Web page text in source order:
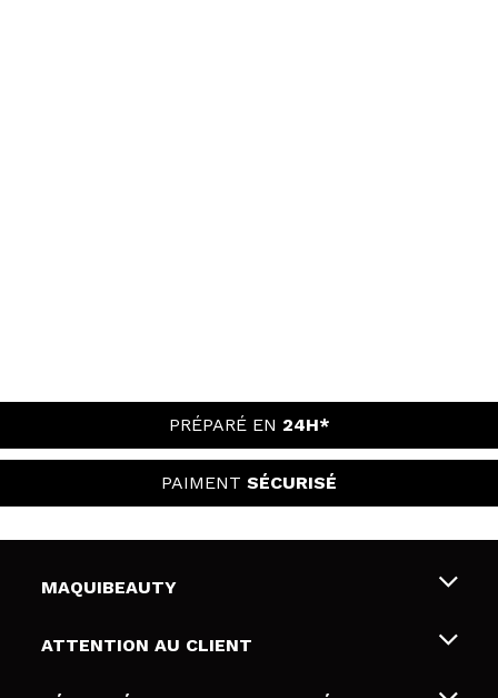
PRÉPARÉ EN 24H*
PAIMENT SÉCURISÉ
MAQUIBEAUTY
Qui sommes nous
ATTENTION AU CLIENT